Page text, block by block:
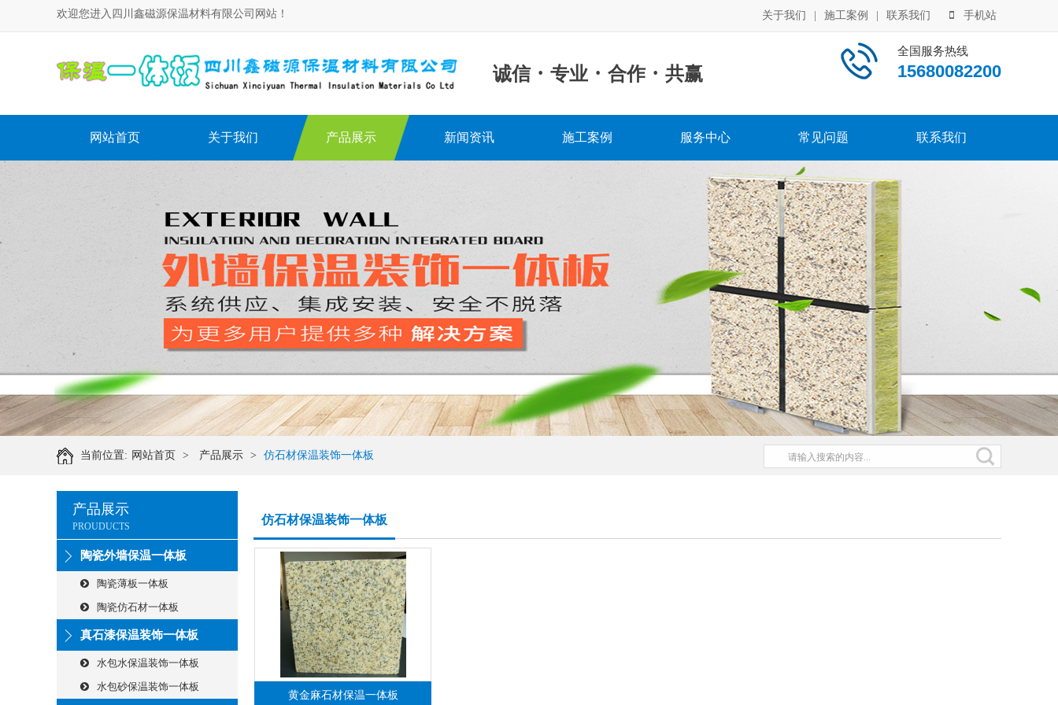
欢迎您进入四川鑫磁源保温材料有限公司网站！ 关于我们 施工案例 联系我们 手机站
诚信 · 专业 · 合作 · 共赢
全国服务热线
15680082200
网站首页 关于我们 产品展示 新闻资讯 施工案例 服务中心 常见问题 联系我们
当前位置: 网站首页 > 产品展示 > 仿石材保温装饰一体板
产品展示
PROUDUCTS
陶瓷外墙保温一体板
陶瓷薄板一体板
陶瓷仿石材一体板
真石漆保温装饰一体板
水包水保温装饰一体板
水包砂保温装饰一体板
仿石材保温装饰一体板
黄金麻石材保温一体板